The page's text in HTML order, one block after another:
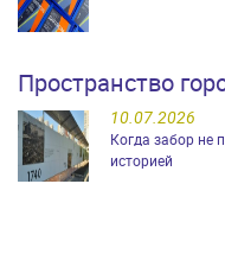
Пространство
10.07.2026
Когда забор не
историей